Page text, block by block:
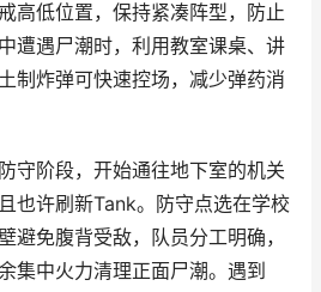
高低位置，保持紧凑阵型，防止
遭遇尸潮时，利用教室课桌、讲
制炸弹可快速控场，减少弹药消
守阶段，开始通往地下室的机关
也许刷新Tank。防守点选在学校
避免腹背受敌，队员分工明确，
集中火力清理正面尸潮。遇到